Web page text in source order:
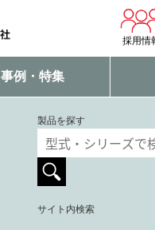
採用情
事例・特集
製品を探す
サイト内検索